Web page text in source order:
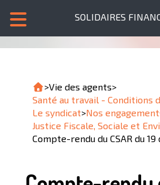
SOLIDAIRES
>Vie des agents>
Santé au travail - Conditions
Le syndicat>Nos
Justice Fiscale, Sociale et
Compte-rendu du CSAR du